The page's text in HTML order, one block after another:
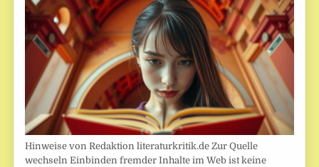
Hinweise von Redaktion literaturkritik.de Zur Quelle
wechseln Einbinden fremder Inhalte im Web ist keine